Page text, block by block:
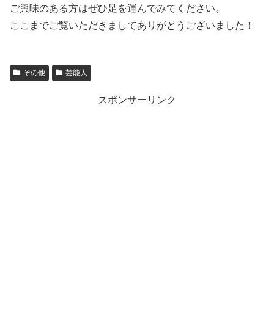
ご興味のある方はぜひ足を運んでみてください。
ここまでご覧いただきましてありがとうございました！
その他 芸能人
スポンサーリンク